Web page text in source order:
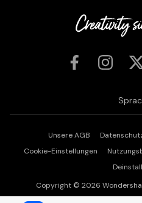
Unsere AGB
Cookie-Einstellungen
Copyright © 2026